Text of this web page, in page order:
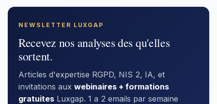
NEWSLETTER LUXGAP
Recevez nos analyses des qu'elles
sortent.
Articles d'expertise RGPD, NIS 2, IA, et
invitations aux webinaires + formations
gratuites Luxgap. 1 a 2 emails par semaine